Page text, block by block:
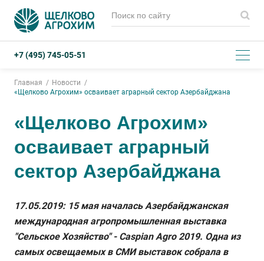
+7 (495) 745-05-51
Главная
Новости
«Щелково Агрохим» осваивает аграрный сектор Азербайджана
«Щелково Агрохим»
осваивает аграрный
сектор Азербайджана
17.05.2019: 15 мая началась Азербайджанская
международная агропромышленная выставка
"Сельское Хозяйство" - Caspian Agro 2019. Одна из
самых освещаемых в СМИ выставок собрала в